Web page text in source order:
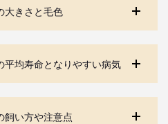
大きさと毛色
平均寿命となりやすい病気
飼い方や注意点